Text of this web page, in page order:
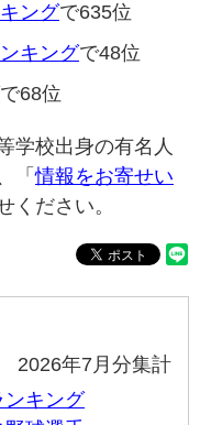
ングで635位
キングで48位
で68位
学校出身の有名人
「情報をお寄せい
ください。
2026年7月分集計
ンキング